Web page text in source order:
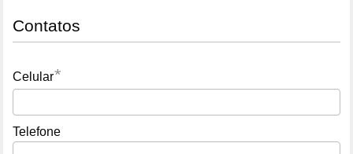
Contatos
Celular*
Telefone